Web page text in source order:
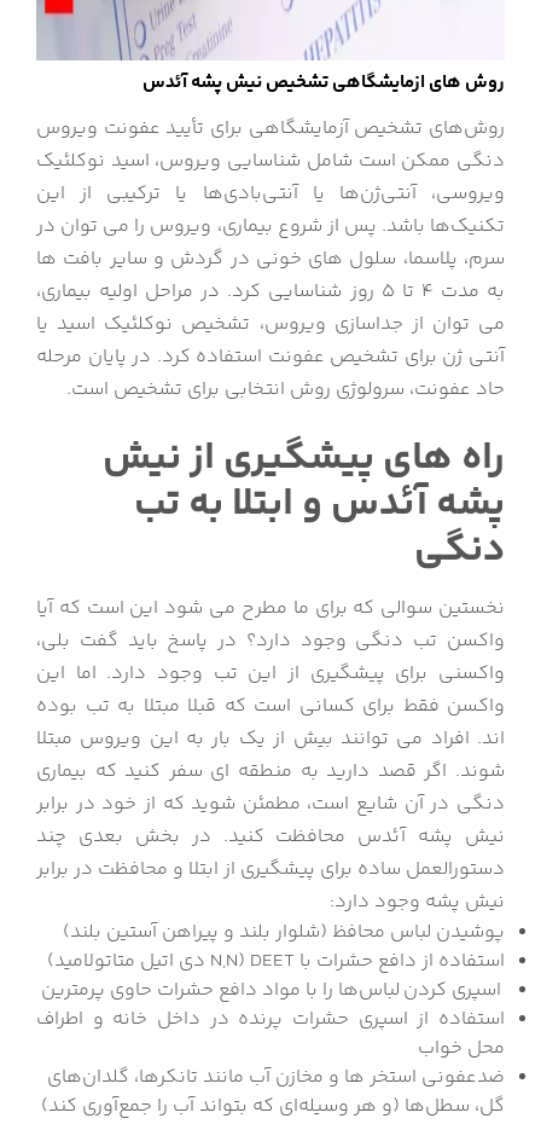
روش های ازمایشگاهی تشخیص نیش پشه آئدس
روش‌های تشخیص آزمایشگاهی برای تأیید عفونت ویروس
دنگی ممکن است شامل شناسایی ویروس، اسید نوکلئیک
ویروسی، آنتی‌ژن‌ها یا آنتی‌بادی‌ها یا ترکیبی از این
تکنیک‌ها باشد. پس از شروع بیماری، ویروس را می توان در
سرم، پلاسما، سلول های خونی در گردش و سایر بافت ها
به مدت 4 تا 5 روز شناسایی کرد.
در مراحل اولیه بیماری،
می توان از جداسازی ویروس، تشخیص نوکلئیک اسید یا
آنتی ژن برای تشخیص عفونت استفاده کرد. در پایان مرحله
حاد عفونت، سرولوژی روش انتخابی برای تشخیص است.
راه های پیشگیری از نیش
پشه آئدس و ابتلا به تب
دنگی
نخستین سوالی که برای ما مطرح می شود این است که آیا
واکسن تب دنگی وجود دارد؟ در پاسخ باید گفت بلی،
واکسنی برای پیشگیری از این تب وجود دارد. اما این
واکسن فقط برای کسانی است که قبلا مبتلا به تب بوده
اند. افراد می توانند بیش از یک بار به این ویروس مبتلا
شوند. اگر قصد دارید به منطقه ای سفر کنید که بیماری
دنگی در آن شایع است، مطمئن شوید که از خود در برابر
نیش پشه آئدس محافظت کنید. در بخش بعدی چند
دستورالعمل ساده برای پیشگیری از ابتلا و محافظت در برابر
نیش پشه وجود دارد:
پوشیدن لباس محافظ (شلوار بلند و پیراهن آستین بلند)
استفاده از دافع حشرات با DEET (N,N دی اتیل متاتولامید)
اسپری کردن لباس‌ها را با مواد دافع حشرات حاوی پرمترین
استفاده از اسپری حشرات پرنده در داخل خانه و اطراف
محل خواب
ضدعفونی استخر ها و مخازن آب مانند تانکرها، گلدان‌های
گل، سطل‌ها (و هر وسیله‌ای که بتواند آب را جمع‌آوری کند)